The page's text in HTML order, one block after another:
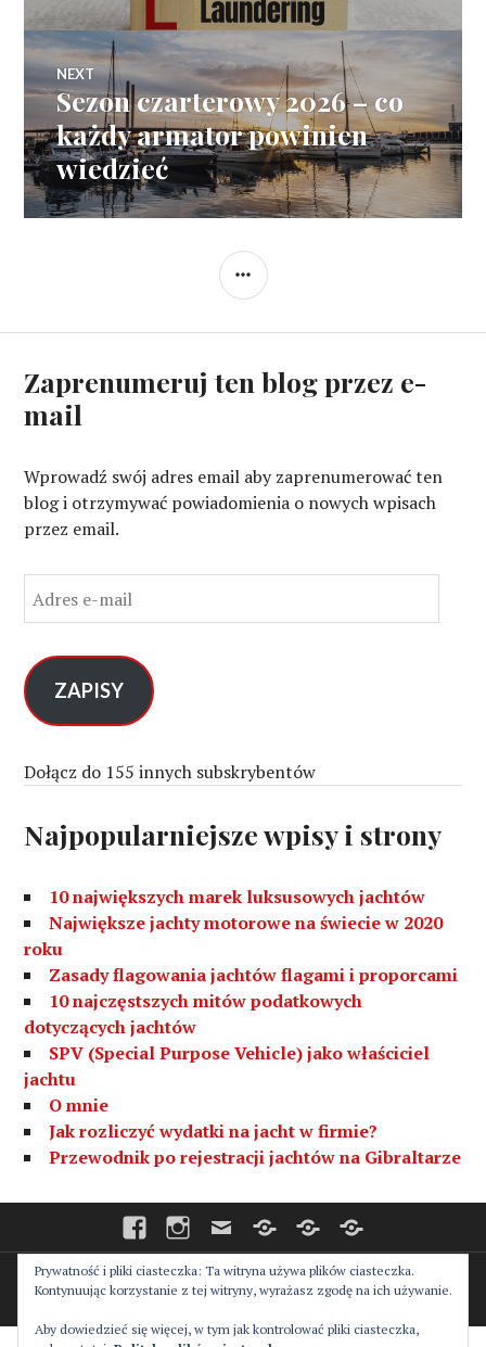
NEXT
Next
post:
Sezon czarterowy 2026 – co
każdy armator powinien
wiedzieć
SIDEBAR
Zaprenumeruj ten blog przez e-
mail
Wprowadź swój adres email aby zaprenumerować ten
blog i otrzymywać powiadomienia o nowych wpisach
przez email.
d
e
s
e
m
l
ZAPISY
Dołącz do 155 innych subskrybentów
Najpopularniejsze wpisy i strony
10 największych marek luksusowych jachtów
Największe jachty motorowe na świecie w 2020
roku
Zasady flagowania jachtów flagami i proporcami
10 najczęstszych mitów podatkowych
dotyczących jachtów
SPV (Special Purpose Vehicle) jako właściciel
jachtu
O mnie
Jak rozliczyć wydatki na jacht w firmie?
Przewodnik po rejestracji jachtów na Gibraltarze
FacebookInstagram
E-
mail
Współpraca
Strona
główna
–
Русский
–
English
Proudly powered by WordPress
Theme: Canard by
Automattic
Prywatność i pliki ciasteczka: Ta witryna używa plików ciasteczka.
Kontynuując korzystanie z tej witryny, wyrażasz zgodę na ich używanie.
Aby dowiedzieć się więcej, w tym jak kontrolować pliki ciasteczka,